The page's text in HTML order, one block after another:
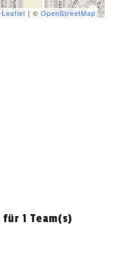
Leaflet | © OpenStreetMap
1 Team(s)